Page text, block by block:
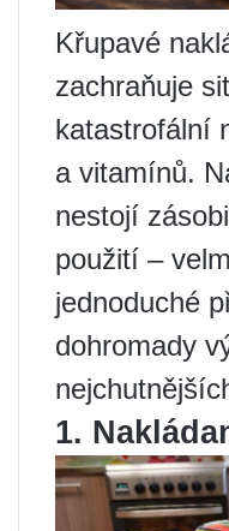
Křupavé
zachraňuje
katastrofální
a vitamínů.
nestojí
použití –
jednoduché
dohromady
1.